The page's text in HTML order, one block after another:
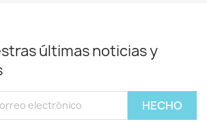
últimas noticias y